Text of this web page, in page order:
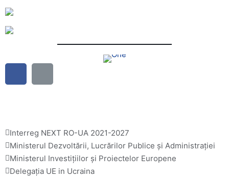
Interreg NEXT RO-UA 2021-2027
Ministerul Dezvoltării, Lucrărilor Publice și Administrației
Ministerul Investițiilor și Proiectelor Europene
Delegația UE in Ucraina